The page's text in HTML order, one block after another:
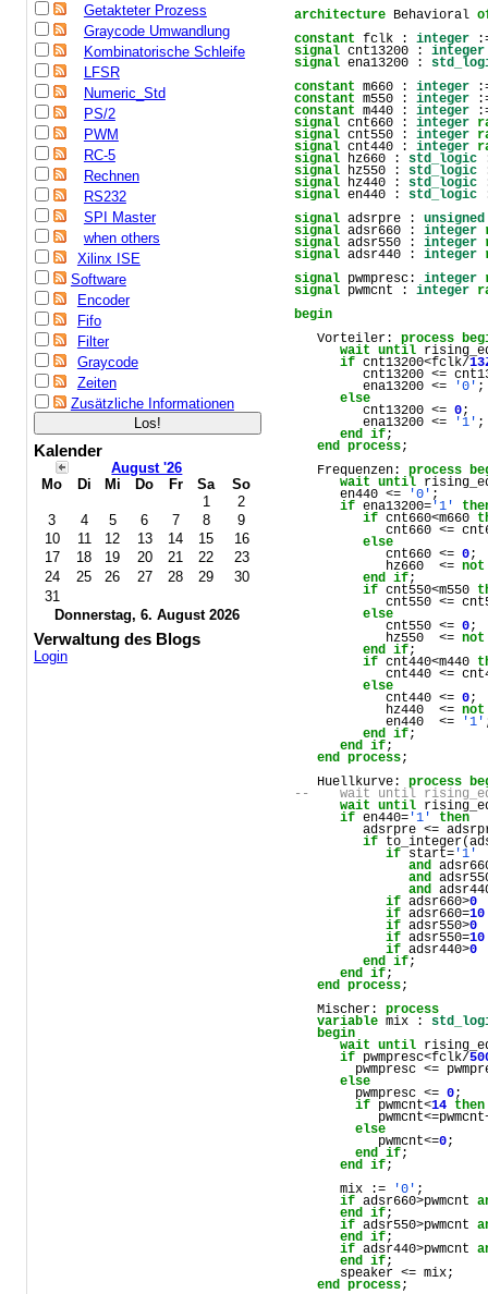
Getakteter Prozess
Graycode Umwandlung
Kombinatorische Schleife
LFSR
Numeric_Std
PS/2
PWM
RC-5
Rechnen
RS232
SPI Master
when others
Xilinx ISE
Software
Encoder
Fifo
Filter
Graycode
Zeiten
Zusätzliche Informationen
Kalender
August '26
Mo
Di Mi Do Fr Sa So
Donnerstag, 6. August 2026
1
2
3
4 5 6 7 8
9
10
11 12 13 14 15
16
17
18 19 20 21 22
23
24
25 26 27 28 29
30
31
Verwaltung des Blogs
Login
architecture Behavioral
constant fclk : integer
signal cnt13200 : integer
signal ena13200 :
constant m660 : integer
constant m550 : integer
constant m440 : integer
signal cnt660 : integer
signal cnt550 : integer
signal cnt440 : integer
signal hz660 : std_logic
signal hz550 : std_logic
signal hz440 : std_logic
signal en440 : std_logic
signal adsrpre : unsigned
signal adsr660 : integer
signal adsr550 : integer
signal adsr440 : integer
signal pwmpresc: integer
signal pwmcnt : integer
begin
   Vorteiler:
process
wait
until
if cnt13200<fclk/
cnt13200 <=
         ena13200 <=
'0' ;
else
         cnt13200 <=
0;
         ena13200 <=
'1' ;
end
if;
end
process;
   Frequenzen:
process
wait
until
      en440 <=
'0' ;
if ena13200= '1'
if cnt660<m660
cnt660 <=
else
            cnt660 <=
0;
            hz660  <=
not
end
if;
if cnt550<m550
cnt550 <=
else
            cnt550 <=
0;
            hz550  <=
not
end
if;
if cnt440<m440
cnt440 <=
else
            cnt440 <=
0;
            hz440  <=
not
            en440  <=
'1'
end
if;
end
if;
end
process;
   Huellkurve:
process
--    wait until
wait
until
if en440= '1'
then
adsrpre <=
if
if start= '1'
and
and
and
if adsr660>0
if adsr660=10
if adsr550>0
if adsr550=10
if adsr440>0
end
if;
end
if;
end
process;
   Mischer:
process
variable mix :
begin
wait
until
if pwmpresc<fclk/
pwmpresc <=
else
        pwmpresc <=
0;
if pwmcnt<14
then
else
           pwmcnt<=
0;
end
if;
end
if;
      mix :=
'0' ;
if adsr660>pwmcnt
end
if;
if adsr550>pwmcnt
end
if;
if adsr440>pwmcnt
end
if;
      speaker <= mix;
end
process;